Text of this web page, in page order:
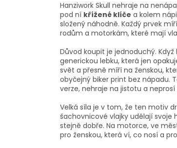
Hanziwork Skull nehraje na
pod ní křížené klíče a kolem
složený náhodně. Každý prvek
rodům a motorkám, které mají
Důvod koupit je jednoduchý. Když
generickou lebku, která jen
svět a přesně míří na ženskou,
obyčejný biker print bez nápadu.
verze, nehraje na jistotu a neprosí
Velká síla je v tom, že ten motiv
šachovnicové vlajky udělají svoje
stejně dobře. Na motorce, ve
pro ženskou, která ví, co nosí a